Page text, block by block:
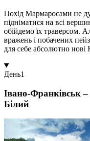
Похід Мармаросами не
підніматися на всі
обійдемо їх траверсом.
вражень і побачених
для себе абсолютно нові
День1
Івано-Франківськ –
Білий